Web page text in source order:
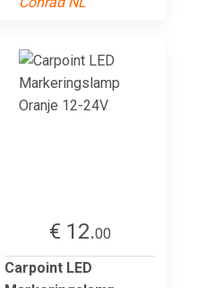
€ 12.00
Carpoint LED